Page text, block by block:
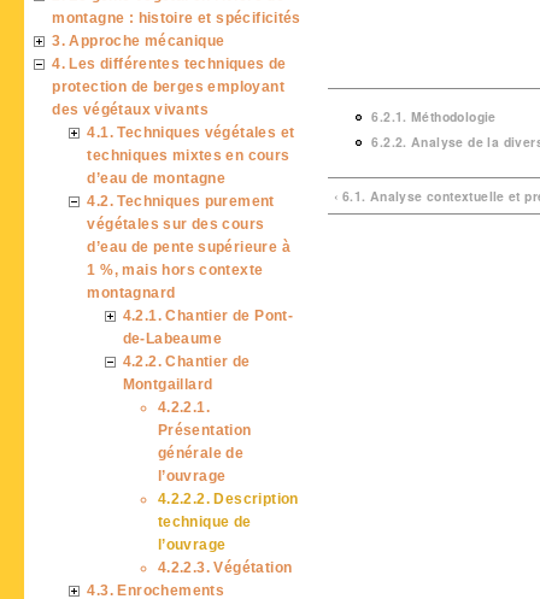
6.2.1. Méthodologie
6.2.2. Analyse de la
‹ 6.1. Analyse contextuelle et
montagne : histoire et spécificités
3. Approche mécanique
4. Les différentes techniques de
protection de berges employant
des végétaux vivants
4.1. Techniques végétales et
techniques mixtes en cours
d’eau de montagne
4.2. Techniques purement
végétales sur des cours
d’eau de pente supérieure à
1 %, mais hors contexte
montagnard
4.2.1. Chantier de Pont-
de-Labeaume
4.2.2. Chantier de
Montgaillard
4.2.2.1.
Présentation
générale de
l’ouvrage
4.2.2.2. Description
technique de
l’ouvrage
4.2.2.3. Végétation
4.3. Enrochements